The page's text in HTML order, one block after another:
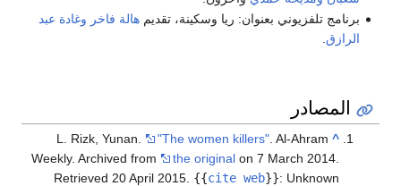
برنامج تلفزيوني بعنوان: ريا وسكينة، تقديمهالة فاخر وغادة عبد
الرازق.
المصادر
^
L. Rizk, Yunan. "The women killers" . Al-Ahram
Weekly. Archived from
the original on 7 March 2014
Retrieved 20 April 2015 {{cite web}}: Unknown